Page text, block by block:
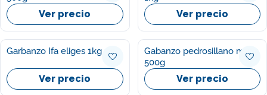
Ver precio Ver precio
Garbanzo Ifa eliges 1kg
Ver precio
Gabanzo pedrosillano malla
500g
Ver precio